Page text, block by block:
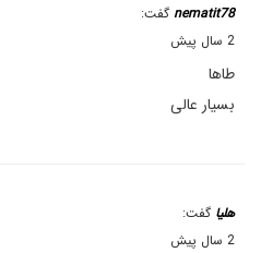
nematit78 گفت:
2 سال پیش
طاها
بسیار عالی
هلیا گفت:
2 سال پیش